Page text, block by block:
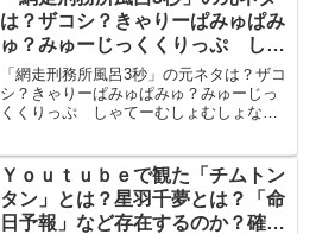
本文化を語るスタイルで知...
は？ザコシ？きゃりーぱみゅぱみ
ゅ？みゅーじっくくりっぷ しゃ
てーむしょむしょなどを調べた
「網走刑務所風呂3秒」の元ネタは？ザコ
シ？きゃりーぱみゅぱみゅ？みゅーじっ
くくりっぷ しゃてーむしょむしょなど
ょ ょ (@ky_tey...
Ｙｏｕｔｕｂｅで観た「チムトン
タン」とは？星羽千夢とは？「命
日予報」など存在するのか？確認